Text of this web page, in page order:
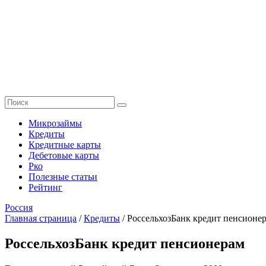
Микрозаймы
Кредиты
Кредитные карты
Дебетовые карты
Рко
Полезные статьи
Рейтинг
Россия
Главная страница / Кредиты / РоссельхозБанк кредит
РоссельхозБанк кредит пенсионерам